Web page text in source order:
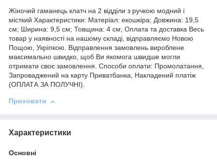
Жіночий гаманець клатч на 2 відділи з ручкою модний і
місткий Характеристики: Матеріал: екошкіра; Довжина: 19,5
см; Ширина: 9,5 см; Товщина: 4 см; Оплата та доставка Весь
товар у наявності на нашому складі, відправляємо Новою
Пощою, Укріпкою. Відправлення замовлень вироблене
максимально швидко, щоб Ви якомога швидше могли
отримати своє замовлення. Способи оплати: Промолатання,
Запроваджений на карту Приватбанка, Накладений платіж
(ОПЛАТА ЗА ПОЛУЧНІ).
Приховати
Характеристики
Основні